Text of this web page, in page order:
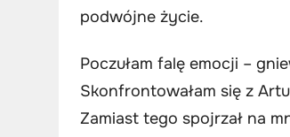
podwójne życie.
Poczułam falę emocji –
Skonfrontowałam się z
Zamiast tego spojrzał na